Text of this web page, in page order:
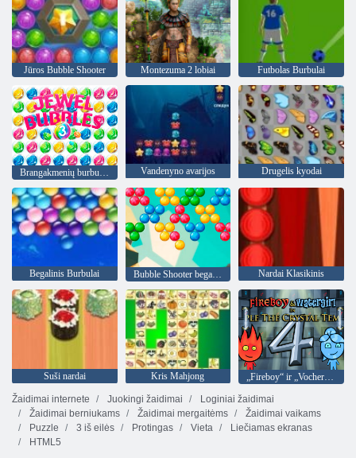
Jūros Bubble Shooter Montezuma 2 lobiai Futbolas Burbulai
Vandenyno avarijos Drugelis kyodai
Begalinis Burbulai Bubble Shooter begalinis Nardai Klasikinis
Suši nardai Kris Mahjong
„Fireboy“ ir „Vochergirl 4“: „Crystal Temple“
Žaidimai internete
Juokingi žaidimai
Loginiai žaidimai
Žaidimai berniukams
Žaidimai mergaitėms
Žaidimai vaikams
Puzzle
3 iš eilės Protingas Vieta
Liečiamas ekranas
HTML5